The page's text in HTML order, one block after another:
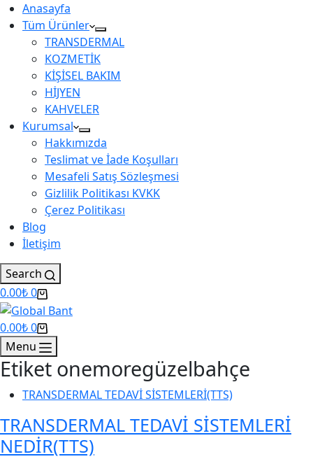
Anasayfa
Tüm Ürünler
TRANSDERMAL
KOZMETİK
KİŞİSEL BAKIM
HİJYEN
KAHVELER
Kurumsal
Hakkımızda
Teslimat ve İade Koşulları
Mesafeli Satış Sözleşmesi
Gizlilik Politikası KVKK
Çerez Politikası
Blog
İletişim
Search
0.00₺0
0.00₺0
Menu
Etiket onemoregüzelbahçe
TRANSDERMAL TEDAVİ SİSTEMLERİ(TTS)
TRANSDERMAL TEDAVİ SİSTEMLERİ
NEDİR(TTS)